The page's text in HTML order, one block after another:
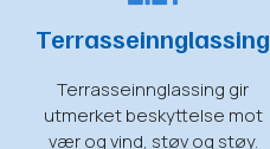
Terrasseinnglassing
Terrasseinnglassing gir
utmerket beskyttelse mot
vær og vind, støv og støy.